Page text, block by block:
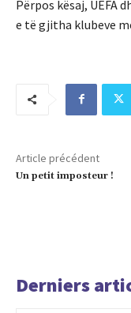
Përpos kësaj, UEFA
e të gjitha klubeve
Article précédent
Un petit imposteur !
Derniers